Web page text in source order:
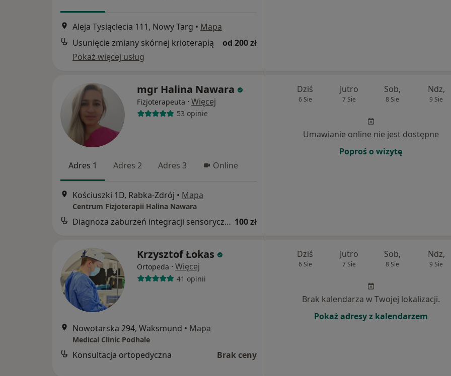
Aleja Tysiąclecia 111, Nowy Targ • Mapa
Usunięcie zmiany skórnej krioterapią
od 200 zł
Pokaż więcej usług
mgr Halina Nawara
Fizjoterapeuta · Więcej
53 opinie
Adres 1 Adres 2 Adres 3 Online
Kościuszki 1D, Rabka-Zdrój • Mapa
Centrum Fizjoterapii Halina Nawara
Diagnoza zaburzeń integracji sensorycznej z opinią 100 zł
Dziś
6 Sie
Jutro
7 Sie
Sob,
8 Sie
Ndz,
9 Sie
Umawianie online nie jest dostępne
Poproś o wizytę
Krzysztof Łokas
Ortopeda · Więcej
41 opinii
Nowotarska 294, Waksmund • Mapa
Medical Clinic Podhale
Konsultacja ortopedyczna Brak ceny
Dziś
6 Sie
Jutro
7 Sie
Sob,
8 Sie
Ndz,
9 Sie
Brak kalendarza w Twojej lokalizacji.
Pokaż adresy z kalendarzem